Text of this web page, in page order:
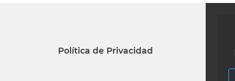
Política de Privacidad